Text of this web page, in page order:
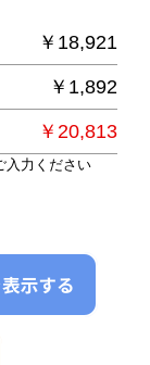
￥18,921
￥1,892
￥20,813
入力ください